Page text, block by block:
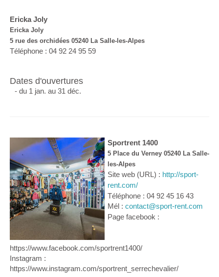
Ericka Joly
Ericka Joly
5 rue des orchidées 05240 La Salle-les-Alpes
Téléphone : 04 92 24 95 59
Dates d'ouvertures
- du 1 jan. au 31 déc.
Sportrent 1400
5 Place du Verney 05240 La Salle-
les-Alpes
Site web (URL) : http://sport-
rent.com/
Téléphone : 04 92 45 16 43
Mél : contact@sport-rent.com
Page facebook :
https://www.facebook.com/sportrent1400/
Instagram :
https://www.instagram.com/sportrent_serrechevalier/